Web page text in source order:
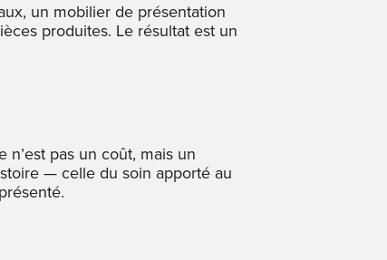
un mobilier de présentation
produites. Le résultat est un
pas un coût, mais un
— celle du soin apporté au